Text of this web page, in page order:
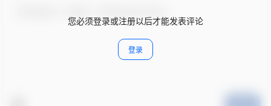
您必须登录或注册以后才能发表评论
登录